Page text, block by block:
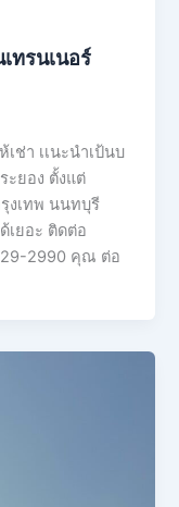
ทรนเนอร์
ช่า เเนะนำเป้นบ
ะยอง ตั้งแต่
งเทพ นนทบุรี
ยอะ ติดต่อ
2990 คุณ ต่อ